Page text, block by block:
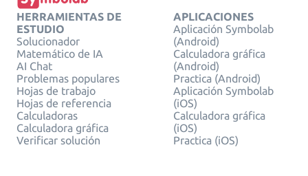
HERRAMIENTAS DE
ESTUDIO
Solucionador
Matemático de IA
AI Chat
Problemas populares
Hojas de trabajo
Hojas de referencia
Calculadoras
Calculadora gráfica
Verificar solución
APLICACIONES
Aplicación Symbolab
(Android)
Calculadora gráfica
(Android)
Practica (Android)
Aplicación Symbolab
(iOS)
Calculadora gráfica
(iOS)
Practica (iOS)